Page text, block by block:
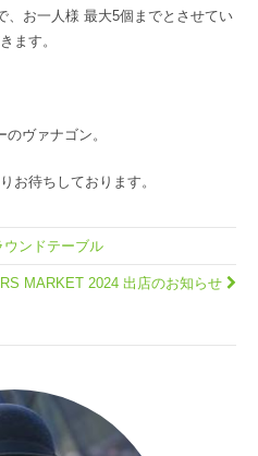
、お一人様 最大5個までとさせてい
ます。
のヴァナゴン。
お待ちしております。
ウンドテーブル
MARKET 2024 出店のお知らせ